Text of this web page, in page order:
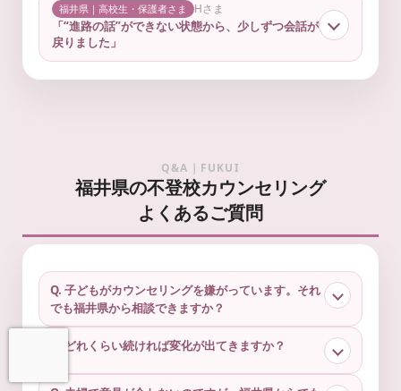
福井県｜高校生・保護者さま Hさま
「“進路の話”ができない状態から、少しずつ会話が
戻りました」
Q&A｜FUKUI
福井県の不登校カウンセリング
よくあるご質問
Q. 子どもがカウンセリングを嫌がっています。それ
でも福井県から相談できますか？
Q. どれくらい続ければ変化が出てきますか？
お問い合わせ LINEで予約